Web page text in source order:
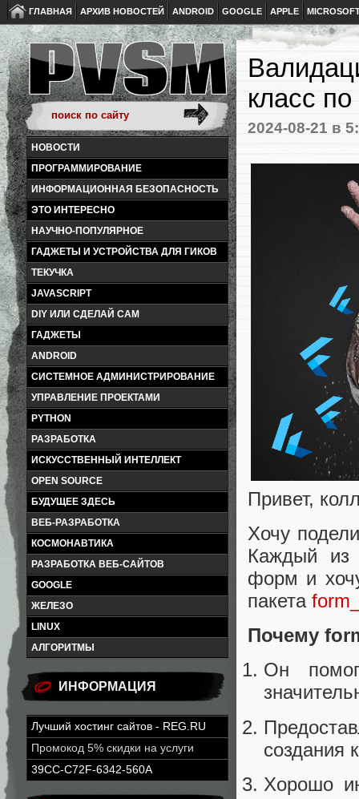
ГЛАВНАЯ АРХИВ НОВОСТЕЙ ANDROID GOOGLE APPLE
НОВОСТИ
ПРОГРАММИРОВАНИЕ
ИНФОРМАЦИОННАЯ БЕЗОПАСНОСТЬ
ЭТО ИНТЕРЕСНО
НАУЧНО-ПОПУЛЯРНОЕ
ГАДЖЕТЫ И УСТРОЙСТВА ДЛЯ ГИКОВ
ТЕКУЧКА
JAVASCRIPT
DIY ИЛИ СДЕЛАЙ САМ
ГАДЖЕТЫ
ANDROID
СИСТЕМНОЕ АДМИНИСТРИРОВАНИЕ
УПРАВЛЕНИЕ ПРОЕКТАМИ
PYTHON
РАЗРАБОТКА
ИСКУССТВЕННЫЙ ИНТЕЛЛЕКТ
OPEN SOURCE
БУДУЩЕЕ ЗДЕСЬ
ВЕБ-РАЗРАБОТКА
КОСМОНАВТИКА
РАЗРАБОТКА ВЕБ-САЙТОВ
GOOGLE
ЖЕЛЕЗО
LINUX
АЛГОРИТМЫ
ИНФОРМАЦИЯ
Лучший хостинг сайтов - REG.RU
Промокод 5% скидки на услуги
39CC-C72F-6342-560A
класс
2024-08-21 в
Привет,
Хочу
Каждый из
форм и
пакета
Почему
Он
создания
Хорошо